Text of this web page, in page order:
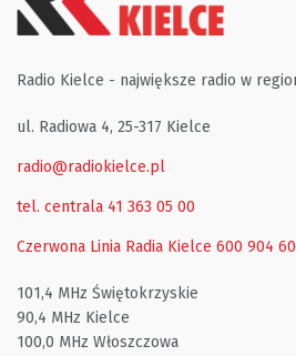
Radio Kielce - największe radio w
ul. Radiowa 4, 25-317 Kielce
radio@radiokielce.pl
tel. centrala 41 363 05 00
Czerwona Linia Radia Kielce 600 904
101,4 MHz Świętokrzyskie
90,4 MHz Kielce
100,0 MHz Włoszczowa